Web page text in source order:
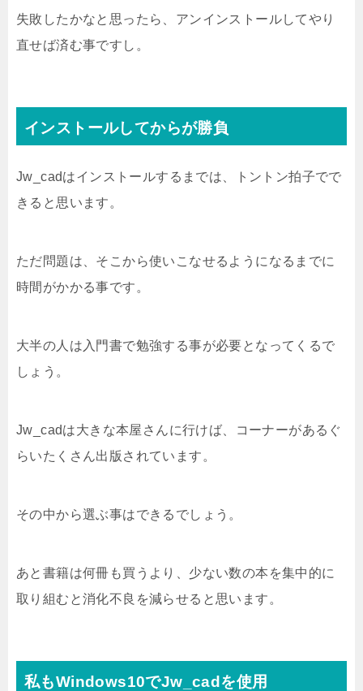
失敗したかなと思ったら、アンインストールしてやり
直せば済む事ですし。
インストールしてからが勝負
Jw_cadはインストールするまでは、トントン拍子でで
きると思います。
ただ問題は、そこから使いこなせるようになるまでに
時間がかかる事です。
大半の人は入門書で勉強する事が必要となってくるで
しょう。
Jw_cadは大きな本屋さんに行けば、コーナーがあるぐ
らいたくさん出版されています。
その中から選ぶ事はできるでしょう。
あと書籍は何冊も買うより、少ない数の本を集中的に
取り組むと消化不良を減らせると思います。
私もWindows10でJw_cadを使用